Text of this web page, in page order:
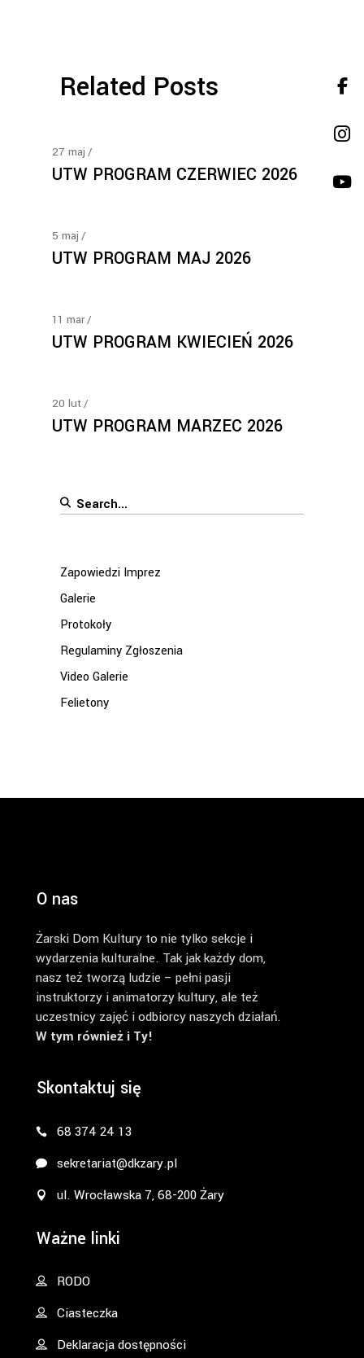
Related Posts
27 maj
UTW PROGRAM CZERWIEC 2026
5 maj
UTW PROGRAM MAJ 2026
11 mar
UTW PROGRAM KWIECIEŃ 2026
20 lut
UTW PROGRAM MARZEC 2026
Search
Zapowiedzi Imprez
Galerie
Protokoły
Regulaminy Zgłoszenia
Video Galerie
Felietony
O nas
Żarski Dom Kultury to nie tylko sekcje i
wydarzenia kulturalne. Tak jak każdy dom,
nasz też tworzą ludzie – pełni pasji
instruktorzy i animatorzy kultury, ale też
uczestnicy zajęć i odbiorcy naszych działań.
W tym również i Ty!
Skontaktuj się
68 374 24 13
sekretariat@dkzary.pl
ul. Wrocławska 7, 68-200 Żary
Ważne linki
RODO
Ciasteczka
Deklaracja dostępności